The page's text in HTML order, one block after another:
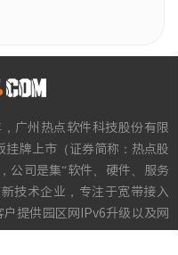
，广州热点软件科技股份有限
挂牌上市（证券简称：热点股
公司是集“软件、硬件、服务
技术企业，专注于宽带接入
提供园区网IPv6升级以及网